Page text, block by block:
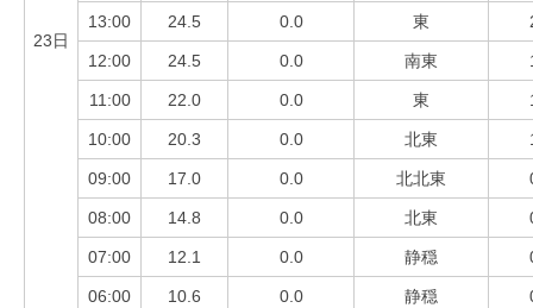
23日
13:00 24.5 0.0 東
12:00 24.5 0.0 南東
11:00 22.0 0.0 東
10:00 20.3 0.0 北東
09:00 17.0 0.0 北北東
08:00 14.8 0.0 北東
07:00 12.1 0.0 静穏
06:00 10.6 0.0 静穏